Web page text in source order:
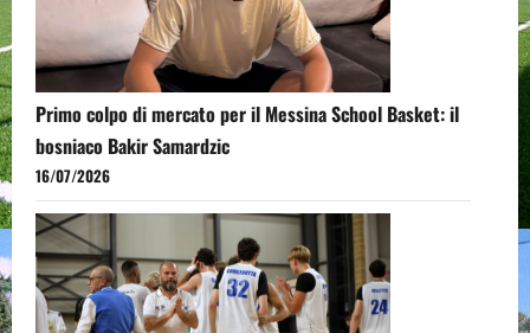
Primo colpo di mercato per il Messina School Basket: il
bosniaco Bakir Samardzic
16/07/2026